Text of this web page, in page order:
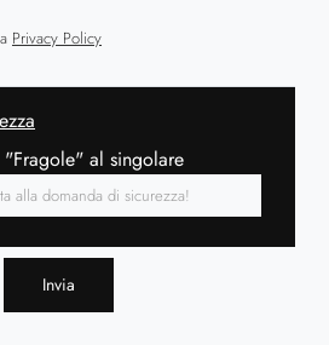
Privacy Policy
al singolare
Invia